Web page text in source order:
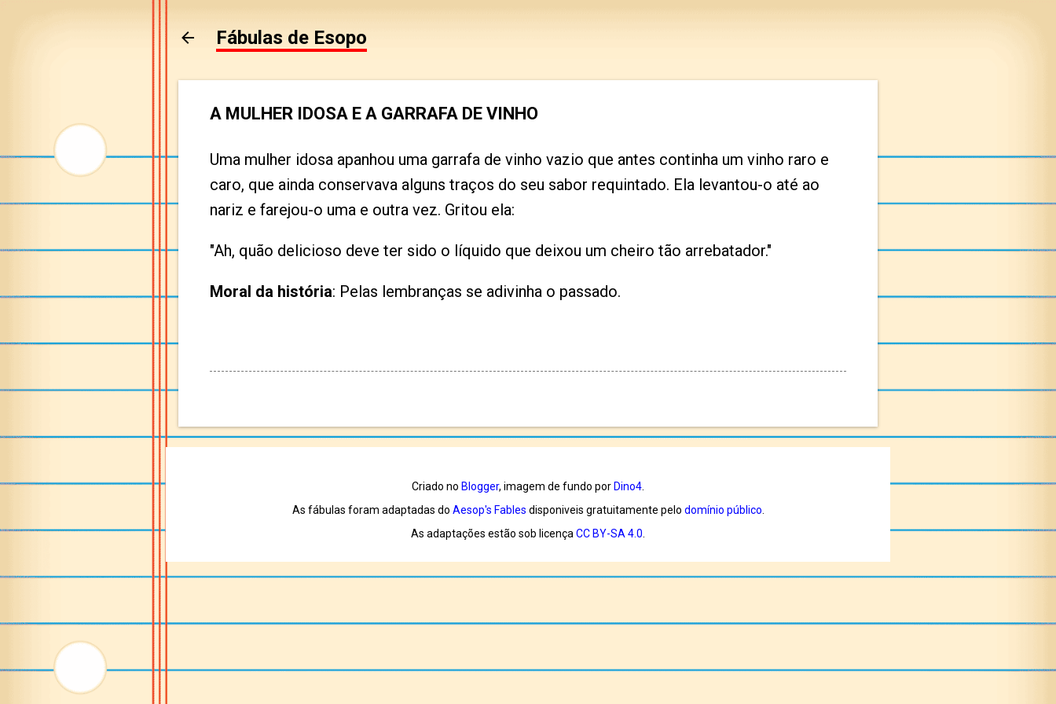
Fábulas de Esopo
A MULHER IDOSA E A GARRAFA DE VINHO
Uma mulher idosa apanhou uma garrafa de vinho vazio que antes continha um vinho raro e
caro, que ainda conservava alguns traços do seu sabor requintado. Ela levantou-o até ao
nariz e farejou-o uma e outra vez. Gritou ela:
"Ah, quão delicioso deve ter sido o líquido que deixou um cheiro tão arrebatador."
Moral da história: Pelas lembranças se adivinha o passado.
Criado no Blogger, imagem de fundo por Dino4
As fábulas foram adaptadas do Aesop's Fables disponiveis gratuitamente pelo domínio público
As adaptações estão sob licença CC BY-SA 4.0